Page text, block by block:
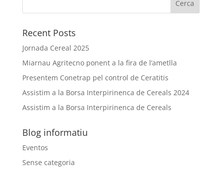
Recent Posts
Jornada Cereal 2025
Miarnau Agritecno ponent a la fira de l’ametlla
Presentem Conetrap pel control de Ceratitis
Assistim a la Borsa Interpirinenca de Cereals 2024
Assistim a la Borsa Interpirinenca de Cereals
Blog informatiu
Eventos
Sense categoria